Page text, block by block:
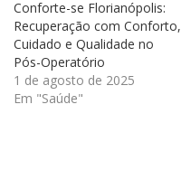
Conforte-se Florianópolis:
Recuperação com Conforto,
Cuidado e Qualidade no
Pós-Operatório
1 de agosto de 2025
Em "Saúde"